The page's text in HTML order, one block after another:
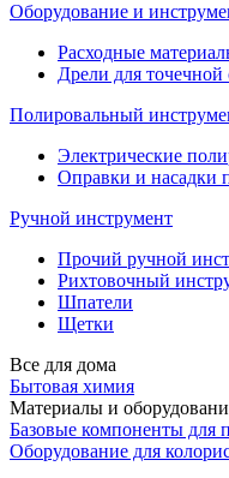
Оборудование и
Расходные
Дрели для точечной
Полировальный
Электрические
Оправки и насадки
Ручной инструмент
Прочий ручной
Рихтовочный
Шпатели
Щетки
Все для дома
Бытовая химия
Материалы и
Базовые компоненты для
Оборудование для